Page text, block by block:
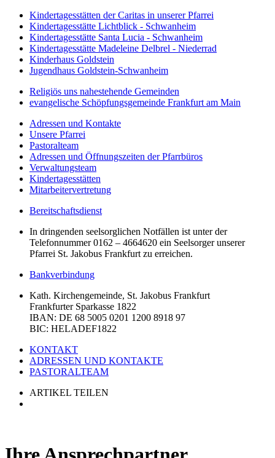
Kindertagesstätten der Caritas in unserer Pfarrei
Kindertagesstätte Lichtblick - Schwanheim
Kindertagesstätte Santa Lucia - Schwanheim
Kindertagesstätte Madeleine Delbrel - Niederrad
Kinderhaus Goldstein
Jugendhaus Goldstein-Schwanheim
Religiös uns nahestehende Gemeinden
evangelische Schöpfungsgemeinde Frankfurt am Main
Adressen und Kontakte
Unsere Pfarrei
Pastoralteam
Adressen und Öffnungszeiten der Pfarrbüros
Verwaltungsteam
Kindertagesstätten
Mitarbeitervertretung
Bereitschaftsdienst
In dringenden seelsorglichen Notfällen ist unter der
Telefonnummer 0162 – 4664620 ein Seelsorger unserer
Pfarrei St. Jakobus Frankfurt zu erreichen.
Bankverbindung
Kath. Kirchengemeinde, St. Jakobus Frankfurt
Frankfurter Sparkasse 1822
IBAN: DE 68 5005 0201 1200 8918 97
BIC: HELADEF1822
KONTAKT
ADRESSEN UND KONTAKTE
PASTORALTEAM
ARTIKEL TEILEN